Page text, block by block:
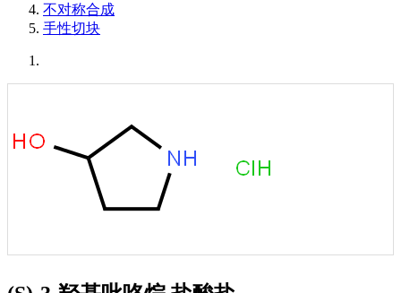
不对称合成
手性切块